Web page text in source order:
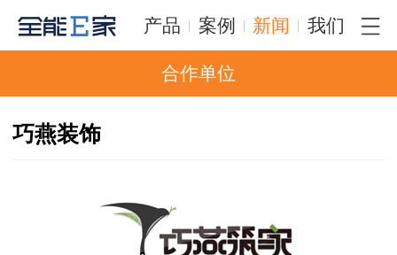
产品 案例 新闻 我们
合作单位
巧燕装饰